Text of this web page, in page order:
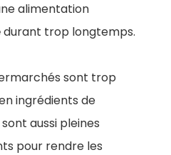
alimentation
durant trop longtemps.
sont trop
ingrédients de
aussi pleines
pour rendre les